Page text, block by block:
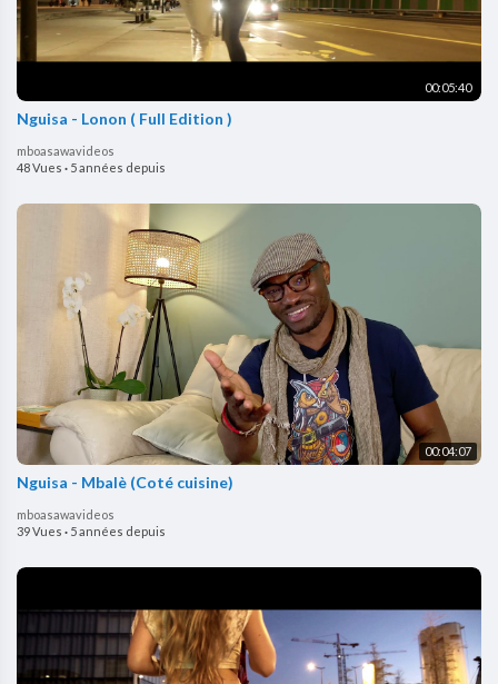
00:05:40
Nguisa - Lonon ( Full Edition )
mboasawavideos
48 Vues · 5 années depuis
00:04:07
Nguisa - Mbalè (Coté cuisine)
mboasawavideos
39 Vues · 5 années depuis